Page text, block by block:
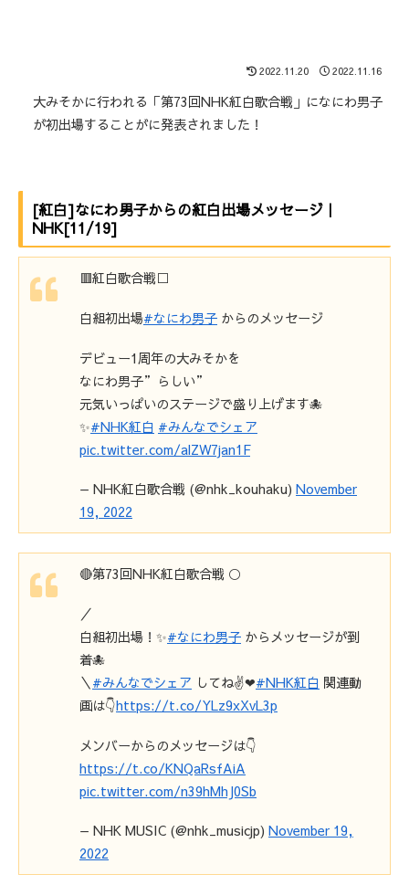
2022.11.20 2022.11.16
大みそかに行われる「第73回NHK紅白歌合戦」になにわ男子
が初出場することがに発表されました！
[紅白]なにわ男子からの紅白出場メッセージ｜
NHK[11/19]
🟥紅白歌合戦⬜️
白組初出場#なにわ男子 からのメッセージ
デビュー1周年の大みそかを
なにわ男子”らしい”
元気いっぱいのステージで盛り上げます🐙
✨#NHK紅白 #みんなでシェア
pic.twitter.com/alZW7jan1F
— NHK紅白歌合戦 (@nhk_kouhaku) November
19, 2022
🔴第73回NHK紅白歌合戦 ⚪
／
白組初出場！✨#なにわ男子 からメッセージが到
着🐙
＼ #みんなでシェア してね✌❤#NHK紅白 関連動
画は👇https://t.co/YLz9xXvL3p
メンバーからのメッセージは👇
https://t.co/KNQaRsfAiA
pic.twitter.com/n39hMhJ0Sb
— NHK MUSIC (@nhk_musicjp) November 19,
2022